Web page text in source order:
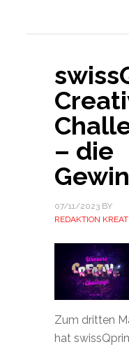
– die
07/11/2023BY
REDAKTION
Zum dritten
hat